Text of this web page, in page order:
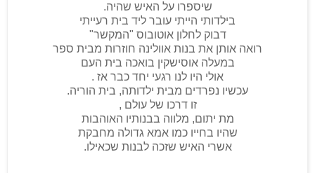
שיספרו על האיש שהיה.
בילדותי הייתי עובר ליד בית רעייתי
דבוק לחלון אוטובוס "המקשר"
רואה אותן את בנות אוולינה חוזרות מבית ספר
במעלה אוסישקין בואכה בית העם
אולי היו לנו רגעי יחד כבר אז .
עכשיו נפרדים מבית ילדותה, בית הוריה.
זו דרכו של עולם ,
מת יתום, מלווה בבנותיו האוהבות
שהיו בחייו כמו אמא גדולה מחבקת
אשרי האיש שזכה לבנות שכאילו.